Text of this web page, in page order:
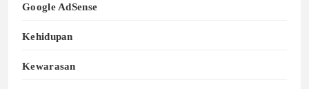
Google AdSense
Kehidupan
Kewarasan